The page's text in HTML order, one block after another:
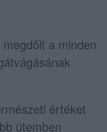
a minden
értéket
ütemben